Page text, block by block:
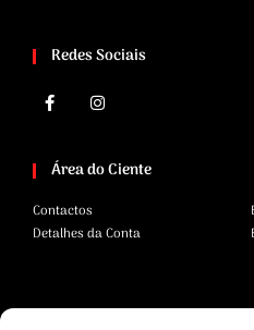
Redes Sociais
Área do Ciente
Contactos
Detalhes da Conta